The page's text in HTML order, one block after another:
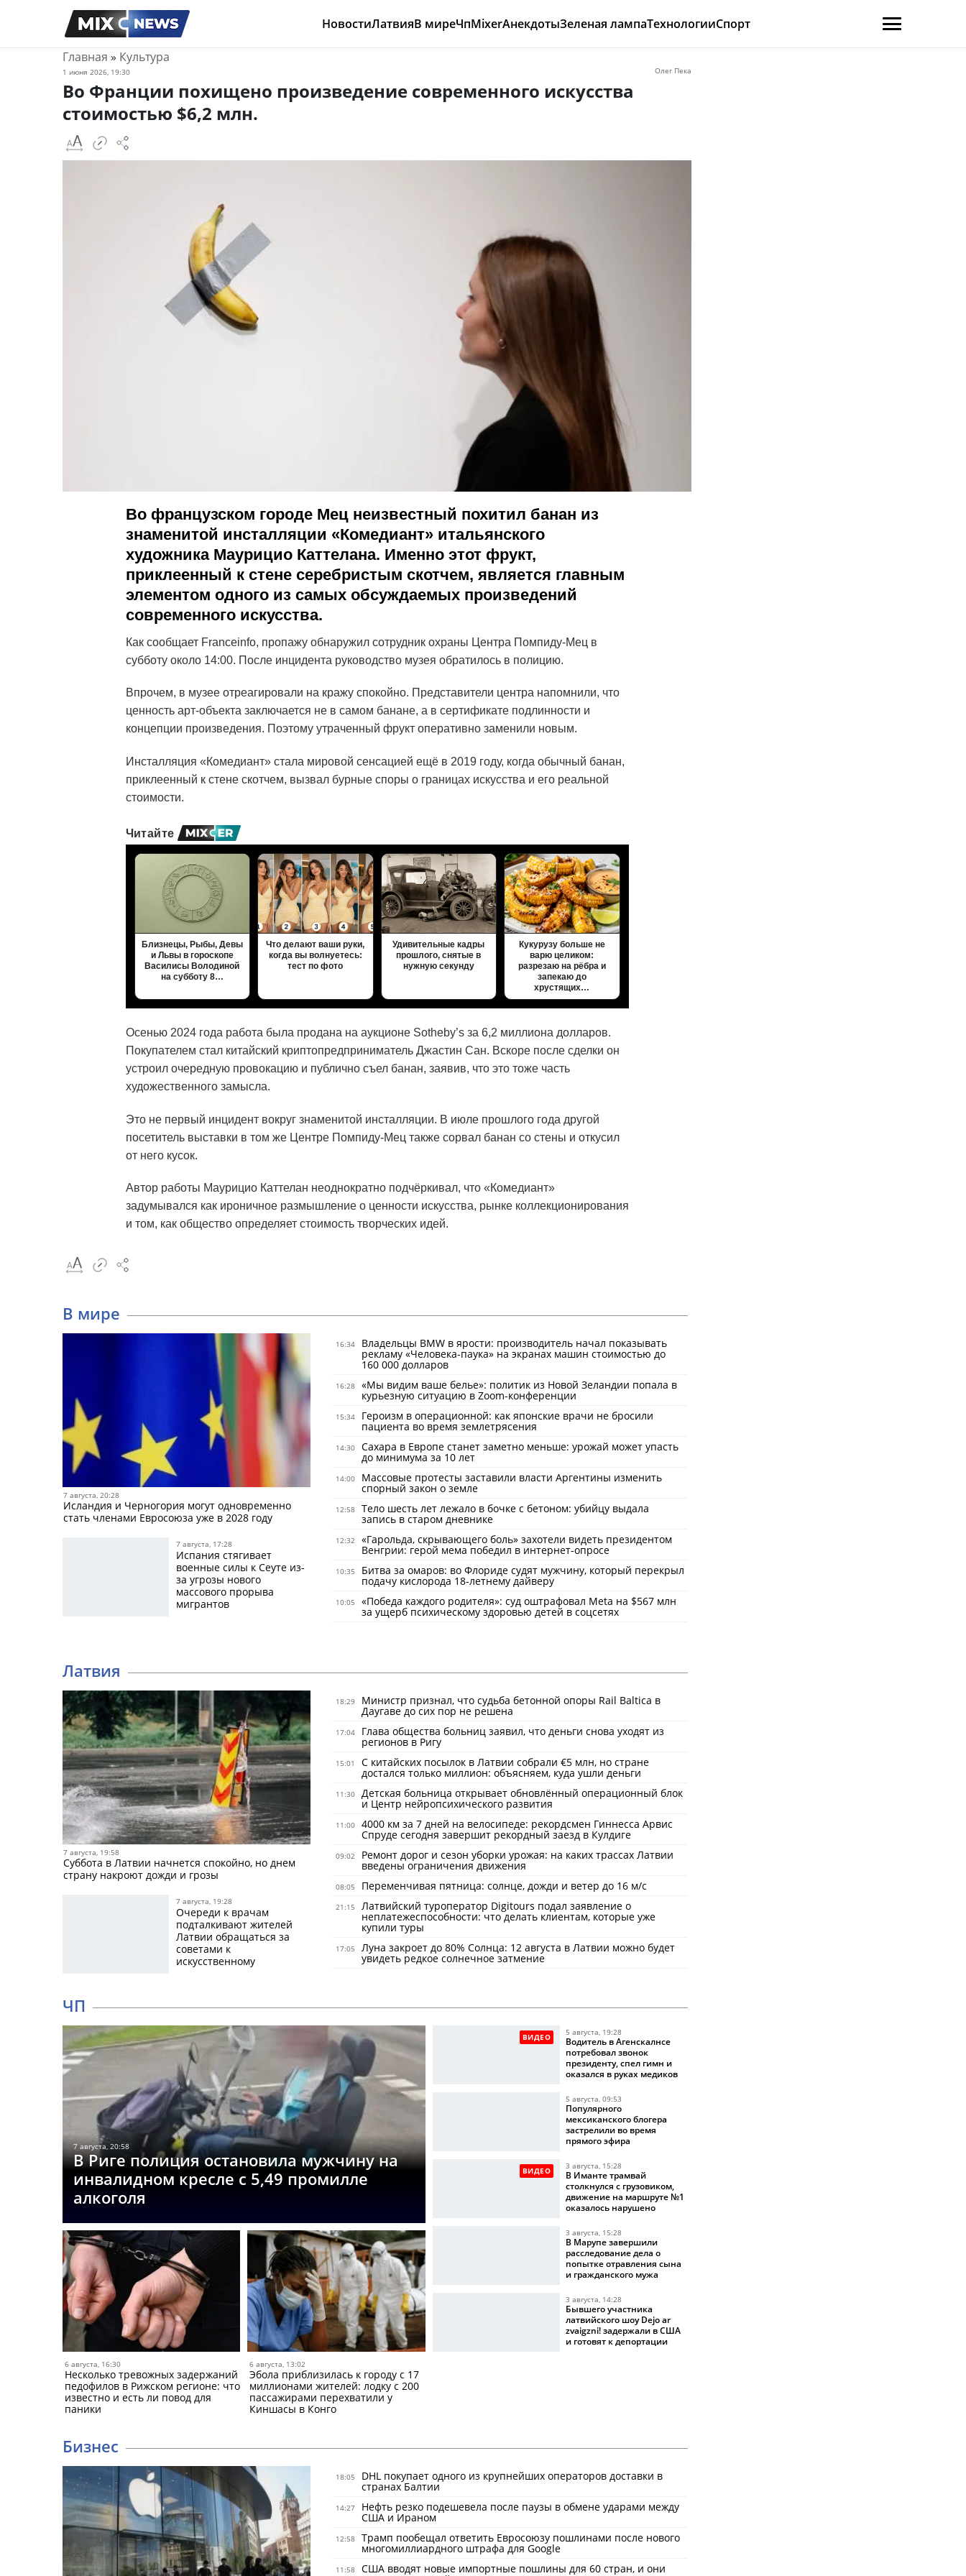
НовостиЛатвияВ миреЧпMixerАнекдотыЗеленая лампаТехнологииСпорт
Главная » Культура
1 июня 2026, 19:30 Олег Пека
Во Франции похищено произведение современного искусства
стоимостью $6,2 млн.
Во французском городе Мец неизвестный похитил банан из
знаменитой инсталляции «Комедиант» итальянского
художника Маурицио Каттелана. Именно этот фрукт,
приклеенный к стене серебристым скотчем, является главным
элементом одного из самых обсуждаемых произведений
современного искусства.
Как сообщает Franceinfo, пропажу обнаружил сотрудник охраны Центра Помпиду-Мец в
субботу около 14:00. После инцидента руководство музея обратилось в полицию.
Впрочем, в музее отреагировали на кражу спокойно. Представители центра напомнили, что
ценность арт-объекта заключается не в самом банане, а в сертификате подлинности и
концепции произведения. Поэтому утраченный фрукт оперативно заменили новым.
Инсталляция «Комедиант» стала мировой сенсацией ещё в 2019 году, когда обычный банан,
приклеенный к стене скотчем, вызвал бурные споры о границах искусства и его реальной
стоимости.
Читайте
Близнецы, Рыбы, Девы
и Львы в гороскопе
Василисы Володиной
на субботу 8…
Что делают ваши руки,
когда вы волнуетесь:
тест по фото
Удивительные кадры
прошлого, снятые в
нужную секунду
Кукурузу больше не
варю целиком:
разрезаю на рёбра и
запекаю до
хрустящих…
Осенью 2024 года работа была продана на аукционе Sotheby’s за 6,2 миллиона долларов.
Покупателем стал китайский криптопредприниматель Джастин Сан. Вскоре после сделки он
устроил очередную провокацию и публично съел банан, заявив, что это тоже часть
художественного замысла.
Это не первый инцидент вокруг знаменитой инсталляции. В июле прошлого года другой
посетитель выставки в том же Центре Помпиду-Мец также сорвал банан со стены и откусил
от него кусок.
Автор работы Маурицио Каттелан неоднократно подчёркивал, что «Комедиант»
задумывался как ироничное размышление о ценности искусства, рынке коллекционирования
и том, как общество определяет стоимость творческих идей.
В мире
7 августа, 20:28
Исландия и Черногория могут одновременно
стать членами Евросоюза уже в 2028 году
7 августа, 17:28
Испания стягивает
военные силы к Сеуте из-
за угрозы нового
массового прорыва
мигрантов
16:34 Владельцы BMW в ярости: производитель начал показывать
рекламу «Человека-паука» на экранах машин стоимостью до
160 000 долларов
16:28 «Мы видим ваше белье»: политик из Новой Зеландии попала в
курьезную ситуацию в Zoom-конференции
15:34 Героизм в операционной: как японские врачи не бросили
пациента во время землетрясения
14:30 Сахара в Европе станет заметно меньше: урожай может упасть
до минимума за 10 лет
14:00 Массовые протесты заставили власти Аргентины изменить
спорный закон о земле
12:58 Тело шесть лет лежало в бочке с бетоном: убийцу выдала
запись в старом дневнике
12:32 «Гарольда, скрывающего боль» захотели видеть президентом
Венгрии: герой мема победил в интернет-опросе
10:35 Битва за омаров: во Флориде судят мужчину, который перекрыл
подачу кислорода 18-летнему дайверу
10:05 «Победа каждого родителя»: суд оштрафовал Meta на $567 млн
за ущерб психическому здоровью детей в соцсетях
Латвия
7 августа, 19:58
Суббота в Латвии начнется спокойно, но днем
страну накроют дожди и грозы
7 августа, 19:28
Очереди к врачам
подталкивают жителей
Латвии обращаться за
советами к
искусственному
18:29 Министр признал, что судьба бетонной опоры Rail Baltica в
Даугаве до сих пор не решена
17:04 Глава общества больниц заявил, что деньги снова уходят из
регионов в Ригу
15:01 С китайских посылок в Латвии собрали €5 млн, но стране
достался только миллион: объясняем, куда ушли деньги
11:30 Детская больница открывает обновлённый операционный блок
и Центр нейропсихического развития
11:00 4000 км за 7 дней на велосипеде: рекордсмен Гиннесса Арвис
Спруде сегодня завершит рекордный заезд в Кулдиге
09:02 Ремонт дорог и сезон уборки урожая: на каких трассах Латвии
введены ограничения движения
08:05 Переменчивая пятница: солнце, дожди и ветер до 16 м/с
21:15 Латвийский туроператор Digitours подал заявление о
неплатежеспособности: что делать клиентам, которые уже
купили туры
17:05 Луна закроет до 80% Солнца: 12 августа в Латвии можно будет
увидеть редкое солнечное затмение
ЧП
7 августа, 20:58
В Риге полиция остановила мужчину на
инвалидном кресле с 5,49 промилле
алкоголя
6 августа, 16:30
Несколько тревожных задержаний
педофилов в Рижском регионе: что
известно и есть ли повод для
паники
6 августа, 13:02
Эбола приблизилась к городу с 17
миллионами жителей: лодку с 200
пассажирами перехватили у
Киншасы в Конго
ВИДЕО 5 августа, 19:28
Водитель в Агенскалнсе
потребовал звонок
президенту, спел гимн и
оказался в руках медиков
5 августа, 09:53
Популярного
мексиканского блогера
застрелили во время
прямого эфира
ВИДЕО 3 августа, 15:28
В Иманте трамвай
столкнулся с грузовиком,
движение на маршруте №1
оказалось нарушено
3 августа, 15:28
В Марупе завершили
расследование дела о
попытке отравления сына
и гражданского мужа
3 августа, 14:28
Бывшего участника
латвийского шоу Dejo ar
zvaigzni! задержали в США
и готовят к депортации
Бизнес
18:05 DHL покупает одного из крупнейших операторов доставки в
странах Балтии
14:27 Нефть резко подешевела после паузы в обмене ударами между
США и Ираном
12:58 Трамп пообещал ответить Евросоюзу пошлинами после нового
многомиллиардного штрафа для Google
11:58 США вводят новые импортные пошлины для 60 стран, и они